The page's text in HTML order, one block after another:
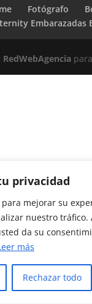
privacidad
para mejorar su
nuestro tráfico.
da su
más
Rechazar todo
Fotógrafo
Embarazadas
RedWebAgencia